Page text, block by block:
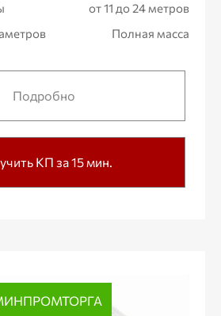
от 11 до 24 метров
Полная масса
Подробно
КП за 15 мин.